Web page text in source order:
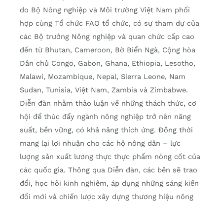
do Bộ Nông nghiệp và Môi trường Việt Nam phối
hợp cùng Tổ chức FAO tổ chức, có sự tham dự của
các Bộ trưởng Nông nghiệp và quan chức cấp cao
đến từ Bhutan, Cameroon, Bờ Biển Ngà, Cộng hòa
Dân chủ Congo, Gabon, Ghana, Ethiopia, Lesotho,
Malawi, Mozambique, Nepal, Sierra Leone, Nam
Sudan, Tunisia, Việt Nam, Zambia và Zimbabwe.
Diễn đàn nhằm thảo luận về những thách thức, cơ
hội để thúc đẩy ngành nông nghiệp trở nên năng
suất, bền vững, có khả năng thích ứng. Đồng thời
mang lại lợi nhuận cho các hộ nông dân – lực
lượng sản xuất lương thực thực phẩm nòng cốt của
các quốc gia. Thông qua Diễn đàn, các bên sẽ trao
đổi, học hỏi kinh nghiệm, áp dụng những sáng kiến
đổi mới và chiến lược xây dựng thương hiệu nông